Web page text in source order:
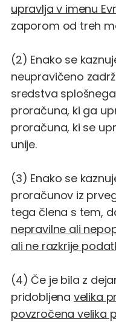
upravlja v imenu
zaporom od treh
(2) Enako se
neupravičeno
sredstva
proračuna, ki ga
proračuna, ki se
unije.
(3) Enako se
proračunov iz
tega člena s tem,
nepravilne ali
ali ne razkrije
(4) Če je bila z
pridobljena velika
povzročena velika